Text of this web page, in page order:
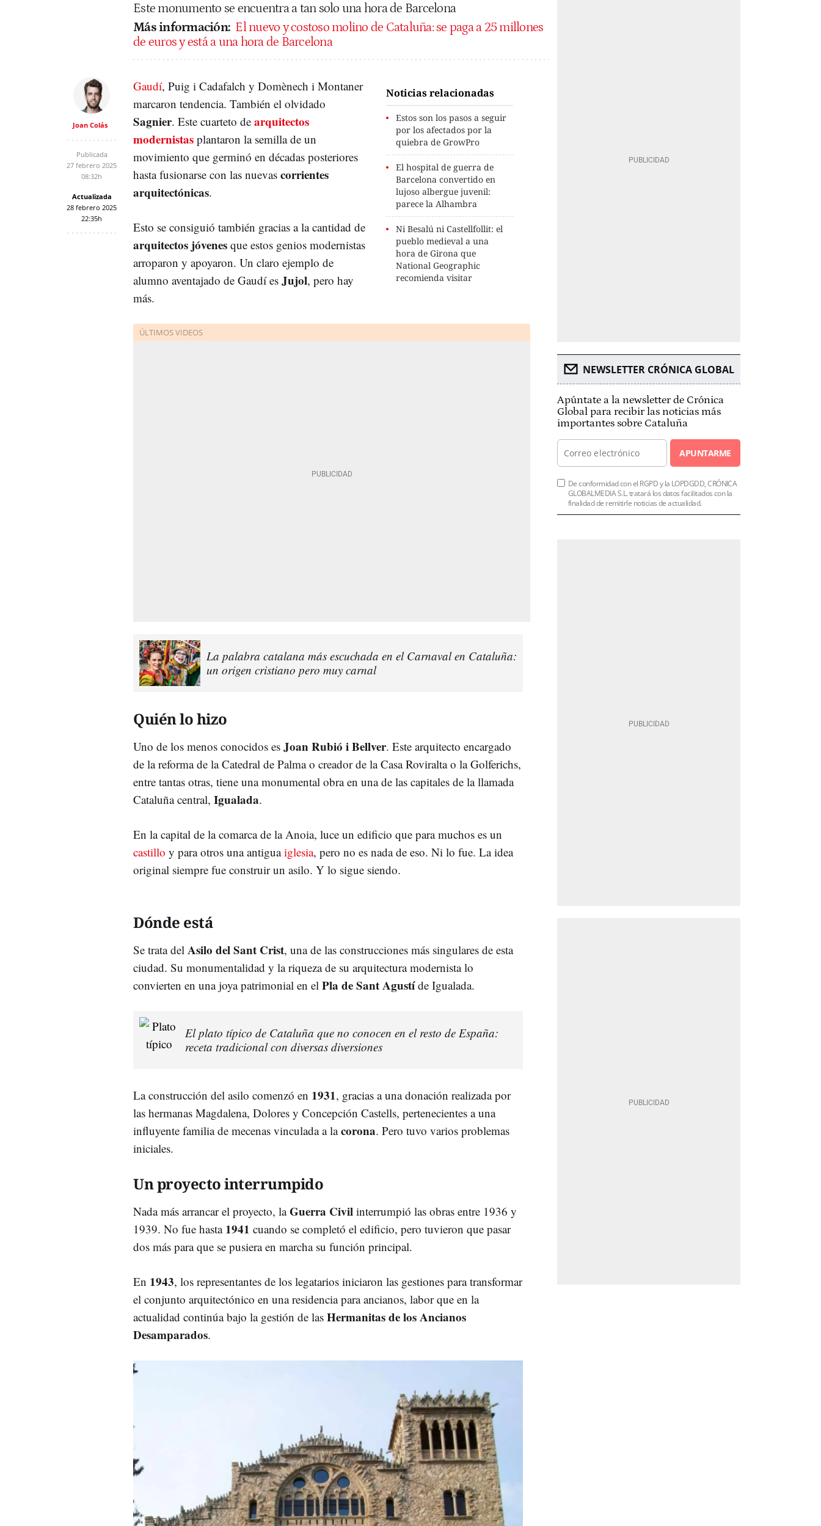
Este monumento se encuentra a tan solo una hora de Barcelona
Más información: El nuevo y costoso molino de Cataluña: se paga a 25 millones
de euros y está a una hora de Barcelona
Joan Colás
Publicada
27 febrero 2025
08:32h
Actualizada
28 febrero 2025
22:35h
Noticias relacionadas
Estos son los pasos a seguir
por los afectados por la
quiebra de GrowPro
El hospital de guerra de
Barcelona convertido en
lujoso albergue juvenil:
parece la Alhambra
Ni Besalú ni Castellfollit: el
pueblo medieval a una
hora de Girona que
National Geographic
recomienda visitar
Gaudí, Puig i Cadafalch y Domènech i Montaner
marcaron tendencia. También el olvidado
Sagnier. Este cuarteto de arquitectos
modernistas plantaron la semilla de un
movimiento que germinó en décadas posteriores
hasta fusionarse con las nuevas corrientes
arquitectónicas.
Esto se consiguió también gracias a la cantidad de
arquitectos jóvenes que estos genios modernistas
arroparon y apoyaron. Un claro ejemplo de
alumno aventajado de Gaudí es Jujol, pero hay
más.
La palabra catalana más escuchada en el Carnaval en Cataluña:
un origen cristiano pero muy carnal
Quién lo hizo
Uno de los menos conocidos es Joan Rubió i Bellver. Este arquitecto encargado
de la reforma de la Catedral de Palma o creador de la Casa Roviralta o la Golferichs,
entre tantas otras, tiene una monumental obra en una de las capitales de la llamada
Cataluña central, Igualada.
En la capital de la comarca de la Anoia, luce un edificio que para muchos es un
castillo y para otros una antiguaiglesia, pero no es nada de eso. Ni lo fue. La idea
original siempre fue construir un asilo. Y lo sigue siendo.
Dónde está
Se trata del Asilo del Sant Crist, una de las construcciones más singulares de esta
ciudad. Su monumentalidad y la riqueza de su arquitectura modernista lo
convierten en una joya patrimonial en el Pla de Sant Agustíde Igualada.
El plato típico de Cataluña que no conocen en el resto de España:
receta tradicional con diversas diversiones
La construcción del asilo comenzó en 1931, gracias a una donación realizada por
las hermanas Magdalena, Dolores y Concepción Castells, pertenecientes a una
influyente familia de mecenas vinculada a lacorona. Pero tuvo varios problemas
iniciales.
Un proyecto interrumpido
Nada más arrancar el proyecto, laGuerra Civil interrumpió las obras entre 1936 y
1939. No fue hasta 1941 cuando se completó el edificio, pero tuvieron que pasar
dos más para que se pusiera en marcha su función principal.
En 1943, los representantes de los legatarios iniciaron las gestiones para transformar
el conjunto arquitectónico en una residencia para ancianos, labor que en la
actualidad continúa bajo la gestión de las Hermanitas de los Ancianos
Desamparados.
NEWSLETTER CRÓNICA GLOBAL
Apúntate a la newsletter de Crónica
Global para recibir las noticias más
importantes sobre Cataluña
APUNTARME
De conformidad con el RGPD y la LOPDGDD, CRÓNICA
GLOBALMEDIA S.L. tratará los datos facilitados con la
finalidad de remitirle noticias de actualidad.